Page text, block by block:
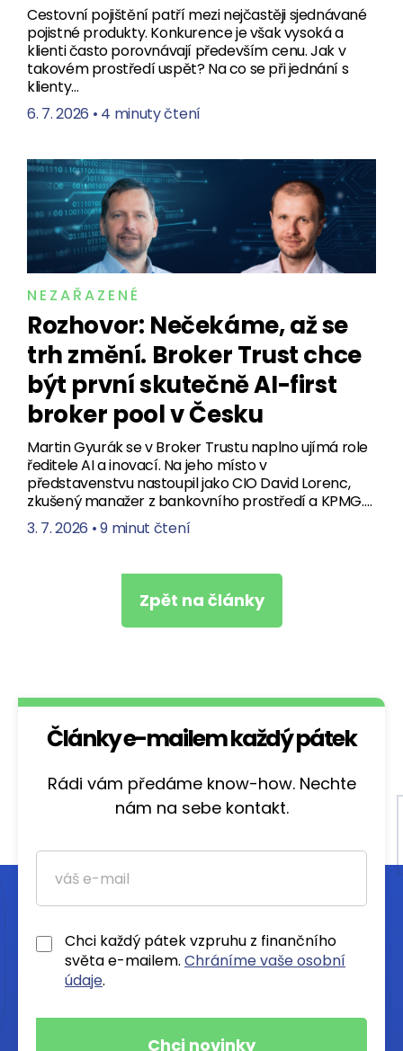
Cestovní pojištění patří mezi nejčastěji sjednávané
pojistné produkty. Konkurence je však vysoká a
klienti často porovnávají především cenu. Jak v
takovém prostředí uspět? Na co se při jednání s
klienty…
6. 7. 2026 • 4 minuty čtení
NEZAŘAZENÉ
Rozhovor: Nečekáme, až se
trh změní. Broker Trust chce
být první skutečně AI-first
broker pool v Česku
Martin Gyurák se v Broker Trustu naplno ujímá role
ředitele AI a inovací. Na jeho místo v
představenstvu nastoupil jako CIO David Lorenc,
zkušený manažer z bankovního prostředí a KPMG.…
3. 7. 2026 •9 minut čtení
Zpět na články
Články e-mailem každý pátek
Rádi vám předáme know-how. Nechte
nám na sebe kontakt.
Chci každý pátek vzpruhu z finančního
světa e-mailem. Chráníme vaše osobní
údaje.